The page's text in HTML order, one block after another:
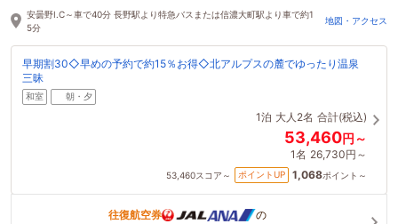
1時間前に予約されました
安曇野I.C～車で40分 長野駅より特急バスまたは信濃大町駅より車で約1
5分
地図・アクセス
早期割30◇早めの予約で約15％お得◇北アルプスの麓でゆったり温泉
三昧
和室 朝・夕
1泊 大人2名 合計(税込)
53,460円～
1名 26,730円～
53,460スコア～ ポイントUP 1,068ポイント～
往復航空券
の